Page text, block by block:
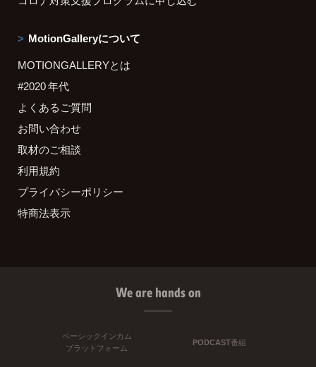
MotionGalleryについて
MOTIONGALLERYとは
#2020 年代
よくあるご質問
お問い合わせ
取材のご相談
利用規約
プライバシーポリシー
特商法表示
We are hands on
ベーシックインカム
プラットフォーム
PODCAST番組